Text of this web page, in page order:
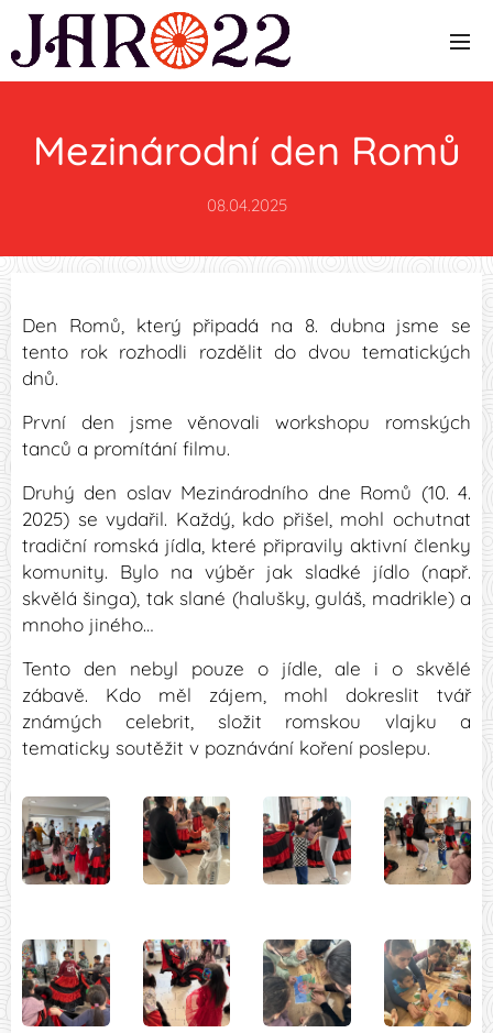
Mezinárodní den Romů
08.04.2025
Den Romů, který připadá na 8. dubna jsme se
tento rok rozhodli rozdělit do dvou tematických
dnů.
První den jsme věnovali workshopu romských
tanců a promítání filmu.
Druhý den oslav Mezinárodního dne Romů (10. 4.
2025) se vydařil. Každý, kdo přišel, mohl ochutnat
tradiční romská jídla, které připravily aktivní členky
komunity. Bylo na výběr jak sladké jídlo (např.
skvělá šinga), tak slané (halušky, guláš, madrikle) a
mnoho jiného…
Tento den nebyl pouze o jídle, ale i o skvělé
zábavě. Kdo měl zájem, mohl dokreslit tvář
známých celebrit, složit romskou vlajku a
tematicky soutěžit v poznávání koření poslepu.